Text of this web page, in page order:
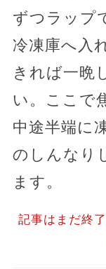
ずつラップ
冷凍庫へ入
きれば一晩
い。ここで
中途半端に
のしんなり
ます。
記事はまだ終